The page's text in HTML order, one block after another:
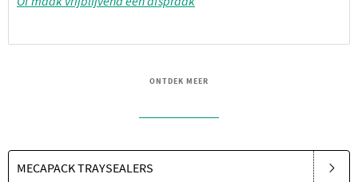
ONTDEK MEER
MECAPACK TRAYSEALERS